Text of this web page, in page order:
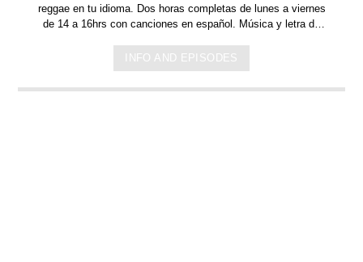
reggae en tu idioma.
Dos horas completas delunes a viernes
de 14 a 16hrs con canciones en español. Música y letra de
Países que tienen el español como idioma oficial: Argentina,
México, España, Perú, Chile, Ecuador, Bolivia, Honduras, El
Salvador, Costa Rica, Puerto Rico, Guinea Ecuatorial,
INFO AND EPISODES